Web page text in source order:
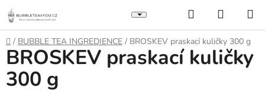
Přejít
na
obsah
Hledat
KOŠÍK
Domů
/ BUBBLE TEA INGREDIENCE / BROSKEV praskací kuličky 300 g
BROSKEV praskací kuličky
300 g